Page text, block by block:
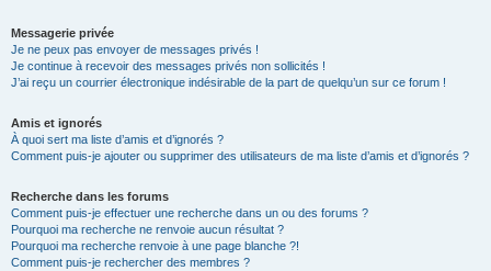
Messagerie privée
Je ne peux pas envoyer de messages privés !
Je continue à recevoir des messages privés non sollicités !
J’ai reçu un courrier électronique indésirable de la part de quelqu’un sur ce forum !
Amis et ignorés
À quoi sert ma liste d’amis et d’ignorés ?
Comment puis-je ajouter ou supprimer des utilisateurs de ma liste d’amis et d’ignorés ?
Recherche dans les forums
Comment puis-je effectuer une recherche dans un ou des forums ?
Pourquoi ma recherche ne renvoie aucun résultat ?
Pourquoi ma recherche renvoie à une page blanche ?!
Comment puis-je rechercher des membres ?